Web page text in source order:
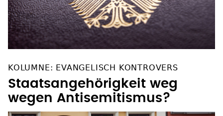
Staatsangehörigkeit weg
wegen Antisemitismus?